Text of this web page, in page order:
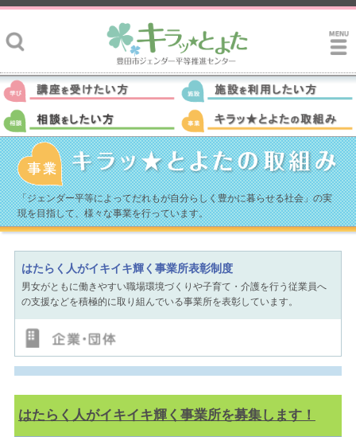
「ジェンダー平等によってだれもが自分らしく豊かに暮らせる社会」の実
現を目指して、様々な事業を行っています。
はたらく人がイキイキ輝く事業所表彰制度
男女がともに働きやすい職場環境づくりや子育て・介護を行う従業員へ
の支援などを積極的に取り組んでいる事業所を表彰しています。
はたらく人がイキイキ輝く事業所を募集します！